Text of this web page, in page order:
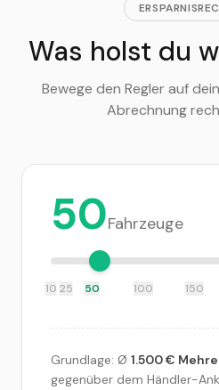
Was holst du
Bewege den Regler auf
Abrechnung
50Fahrzeuge
10 25 50 100 150
Grundlage: Ø 1.500 €
gegenüber dem Händler-